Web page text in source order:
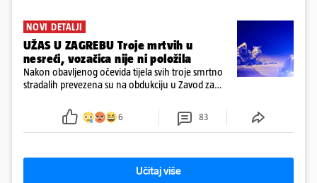
NOVI DETALJI
UŽAS U ZAGREBU Troje mrtvih u
nesreći, vozačica nije ni položila
Nakon obavljenog očevida tijela svih troje smrtno
stradalih prevezena su na obdukciju u Zavod za
policija nastavlja kriminalističko istraživanje
6 83
Učitaj više